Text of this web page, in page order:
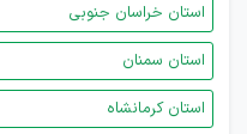
استان خراسان جنوبی
استان سمنان
استان کرمانشاه